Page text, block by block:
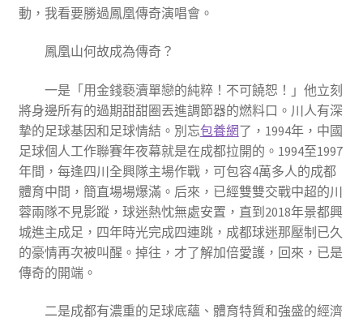
動，我看要勝過鳳凰傳奇演唱會。
鳳凰山何故成為傳奇？
一是「用金錢褻瀆單戀的純粹！不可饒恕！」他立刻
將身邊所有的過期甜甜圈丟進調節器的燃料口。川人有深
摯的足球基因和足球情結。別忘包養網了，1994年，中國
足球個人工作聯賽年夜幕就是在成都拉開的。1994至1997
年間，每逢四川全興隊主場作戰，可包容4萬多人的成都
體育中間，簡直場場爆滿。后來，已經雙雙交戰中超的川
蓉兩隊不見影蹤，球迷熱忱無處安置，直到2018年景都興
城進主成足，四年時光完成四連跳，成都球迷那壓制已久
的豪情再次被叫醒。掉往，才了解加倍愛護，回來，已是
傳奇的開端。
二是成都有濃重的足球底蘊、體育特質和強盛的經濟